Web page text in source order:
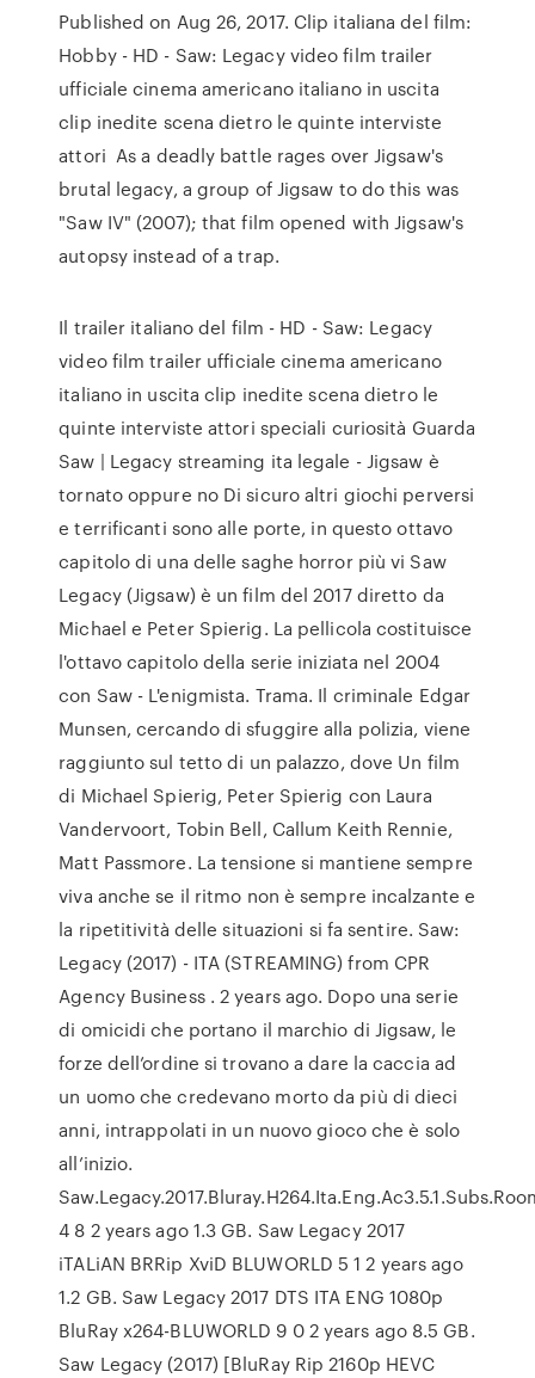
Published on Aug 26, 2017. Clip italiana del film:
Hobby - HD - Saw: Legacy video film trailer
ufficiale cinema americano italiano in uscita
clip inedite scena dietro le quinte interviste
attori As a deadly battle rages over Jigsaw's
brutal legacy, a group of Jigsaw to do this was
"Saw IV" (2007); that film opened with Jigsaw's
autopsy instead of a trap.
Il trailer italiano del film - HD - Saw: Legacy
video film trailer ufficiale cinema americano
italiano in uscita clip inedite scena dietro le
quinte interviste attori speciali curiosità Guarda
Saw | Legacy streaming ita legale - Jigsaw è
tornato oppure no Di sicuro altri giochi perversi
e terrificanti sono alle porte, in questo ottavo
capitolo di una delle saghe horror più vi Saw
Legacy (Jigsaw) è un film del 2017 diretto da
Michael e Peter Spierig. La pellicola costituisce
l'ottavo capitolo della serie iniziata nel 2004
con Saw - L'enigmista. Trama. Il criminale Edgar
Munsen, cercando di sfuggire alla polizia, viene
raggiunto sul tetto di un palazzo, dove Un film
di Michael Spierig, Peter Spierig con Laura
Vandervoort, Tobin Bell, Callum Keith Rennie,
Matt Passmore. La tensione si mantiene sempre
viva anche se il ritmo non è sempre incalzante e
la ripetitività delle situazioni si fa sentire. Saw:
Legacy (2017) - ITA (STREAMING) from CPR
Agency Business . 2 years ago. Dopo una serie
di omicidi che portano il marchio di Jigsaw, le
forze dell’ordine si trovano a dare la caccia ad
un uomo che credevano morto da più di dieci
anni, intrappolati in un nuovo gioco che è solo
all’inizio.
4 8 2 years ago 1.3 GB. Saw Legacy 2017
iTALiAN BRRip XviD BLUWORLD 5 1 2 years ago
1.2 GB. Saw Legacy 2017 DTS ITA ENG 1080p
BluRay x264-BLUWORLD 9 0 2 years ago 8.5 GB.
Saw Legacy (2017) [BluRay Rip 2160p HEVC